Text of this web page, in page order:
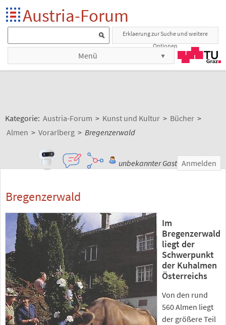
Austria-Forum
Erklaerung zur Suche und weitere
Optionen
Menü
Kategorie: Austria-Forum > Kunst und Kultur > Bücher >
Almen > Vorarlberg > Bregenzerwald
unbekannter Gast Anmelden
Bregenzerwald
Im
Bregenzerwald
liegt der
Schwerpunkt
der Kuhalmen
Österreichs
Von den rund
560 Almen liegt
der größere Teil